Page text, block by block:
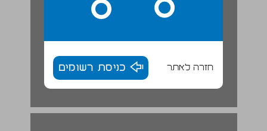
חזרה לאתר כניסת רשומים